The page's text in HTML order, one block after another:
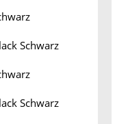
Schwarz
Schwarz